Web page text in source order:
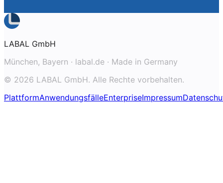
LABAL GmbH
München, Bayern · labal.de · Made in Germany
© 2026 LABAL GmbH. Alle Rechte vorbehalten.
PlattformAnwendungsfälleEnterpriseImpressum